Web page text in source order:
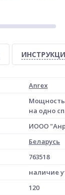
Anrex
Мощность
на одно
ИООО
Беларусь
763518
наличие
120